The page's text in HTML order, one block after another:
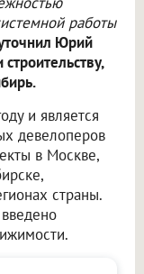
работы
Юрий
и является
девелоперов
в Москве,
страны.